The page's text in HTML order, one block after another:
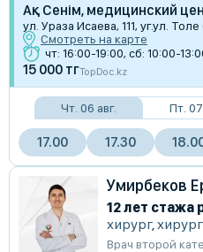
Ақ Сенім, медицинский
ул. Ураза Исаева, 111, уг.ул.
Смотреть на карте
чт: 16:00-19:00, сб: 10:00-
15 000 тгTopDoc.kz
Чт. 06 авг. Пт. 07
17.00 17.30
Умирбеков
12 лет стажа
хирург,хирург
Врач второй